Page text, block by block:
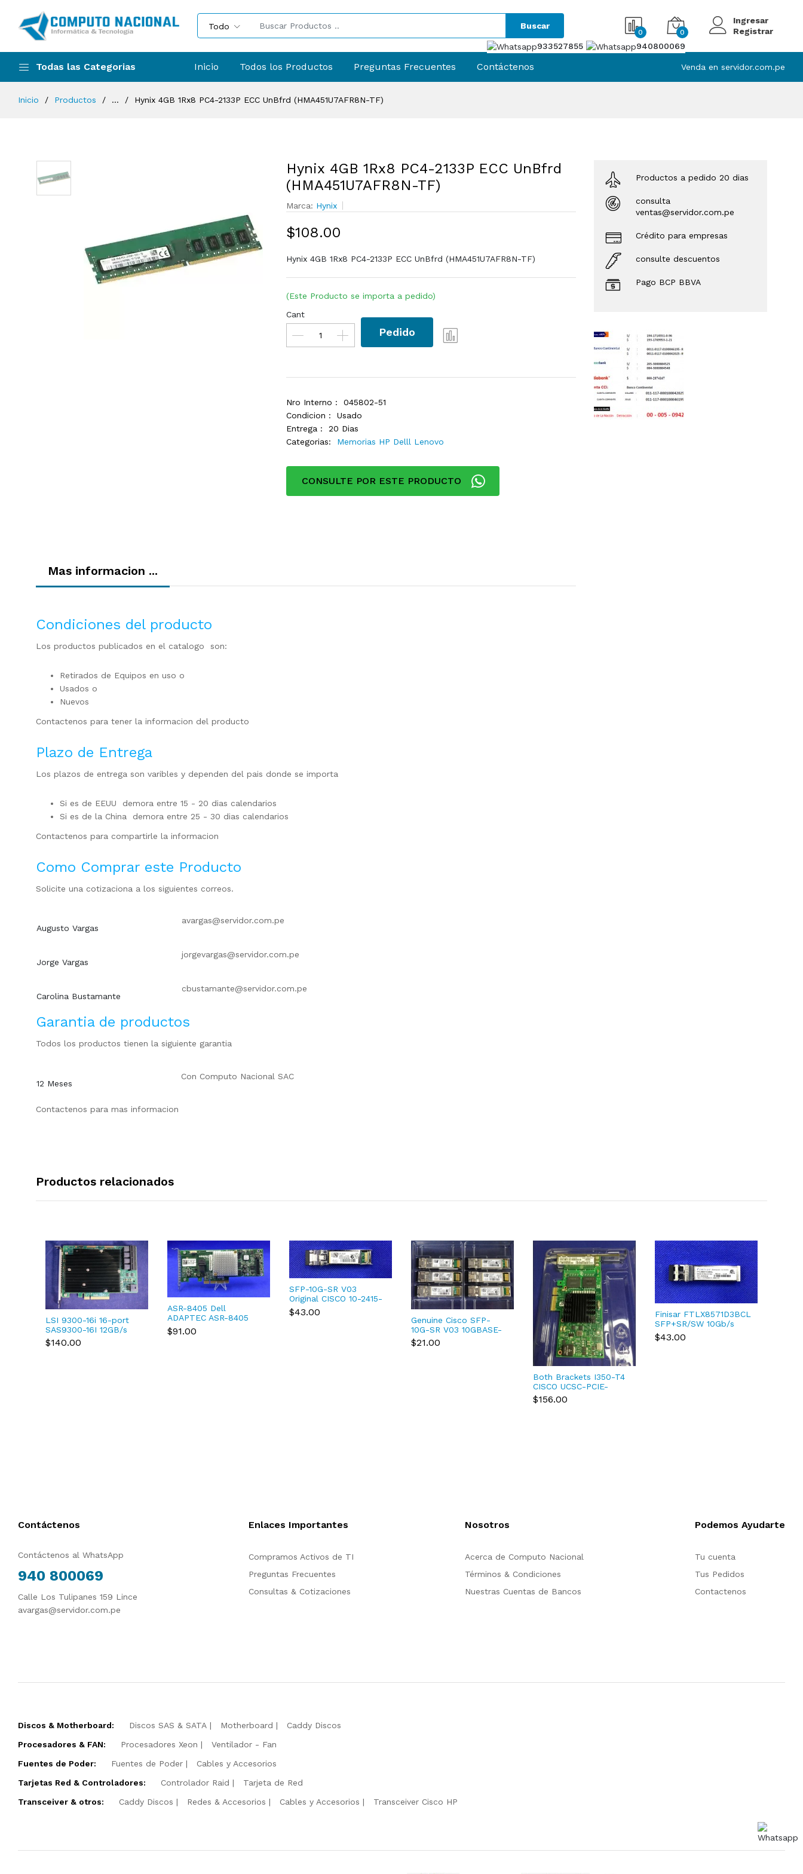
Todo Buscar
0 0
Ingresar
Registrar
933527855
940800069
Todas las Categorias Inicio Todos los Productos Preguntas Frecuentes Contáctenos Venda en servidor.com.pe
Inicio Productos ... Hynix 4GB 1Rx8 PC4-2133P ECC UnBfrd (HMA451U7AFR8N-TF)
Hynix 4GB 1Rx8 PC4-2133P ECC UnBfrd
(HMA451U7AFR8N-TF)
Marca: Hynix
$108.00
Hynix 4GB 1Rx8 PC4-2133P ECC UnBfrd (HMA451U7AFR8N-TF)
(Este Producto se importa a pedido)
Cant
Pedido
Nro Interno :
045802-51
Condicion :
Usado
Entrega :
20 Dias
Categorias:
Memorias HP Delll Lenovo
CONSULTE POR ESTE PRODUCTO
Mas informacion ...
Condiciones del producto
Los productos publicados en el catalogo son:
Retirados de Equipos en uso o
Usados o
Nuevos
Contactenos para tener la informacion del producto
Plazo de Entrega
Los plazos de entrega son varibles y dependen del pais donde se importa
Si es de EEUU demora entre 15 - 20 dias calendarios
Si es de la China demora entre 25 - 30 dias calendarios
Contactenos para compartirle la informacion
Como Comprar este Producto
Solicite una cotizaciona a los siguientes correos.
Augusto Vargas
avargas@servidor.com.pe
Jorge Vargas
jorgevargas@servidor.com.pe
Carolina Bustamante
cbustamante@servidor.com.pe
Garantia de productos
Todos los productos tienen la siguiente garantia
12 Meses
Con Computo Nacional SAC
Contactenos para mas informacion
Productos a pedido 20 dias
consulta
ventas@servidor.com.pe
Crédito para empresas
consulte descuentos
Pago BCP BBVA
Productos relacionados
LSI 9300-16i 16-port
SAS9300-16I 12GB/s
Host Bus Adapter 03-
25600-01B
$140.00
ASR-8405 Dell
ADAPTEC ASR-8405
TXCMC SAS/SATA
12Gb/s RAID Controller
$91.00
SFP-10G-SR V03
Original CISCO 10-2415-
03 850nm 10GBASE-SR
SFP+ Multi mode
$43.00
Genuine Cisco SFP-
10G-SR V03 10GBASE-
SR SFP+ Transceiver
Module 10-2415-03
$21.00
Both Brackets I350-T4
CISCO UCSC-PCIE-
IRJ45 Intel I350 Quad
Port Adapter
$156.00
Finisar FTLX8571D3BCL
SFP+SR/SW 10Gb/s
850nm Multimode
SFP+ Transceiver
$43.00
Contáctenos
Contáctenos al WhatsApp
940 800069
Calle Los Tulipanes 159 Lince
avargas@servidor.com.pe
Enlaces Importantes
Compramos Activos de TI
Preguntas Frecuentes
Consultas & Cotizaciones
Nosotros
Acerca de Computo Nacional
Términos & Condiciones
Nuestras Cuentas de Bancos
Podemos Ayudarte
Tu cuenta
Tus Pedidos
Contactenos
Discos & Motherboard: Discos SAS & SATA Motherboard
Caddy Discos
Procesadores & FAN:
Procesadores Xeon
Ventilador - Fan
Fuentes de Poder:
Fuentes de Poder
Cables y Accesorios
Tarjetas Red & Controladores:
Controlador Raid
Tarjeta de Red
Transceiver & otros:
Caddy Discos Redes & Accesorios Cables y Accesorios Transceiver Cisco HP